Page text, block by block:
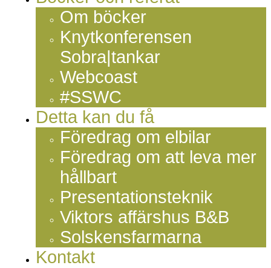
Om böcker
Knytkonferensen
Sobra|tankar
Webcoast
#SSWC
Detta kan du få
Föredrag om elbilar
Föredrag om att leva mer
hållbart
Presentationsteknik
Viktors affärshus B&B
Solskensfarmarna
Kontakt